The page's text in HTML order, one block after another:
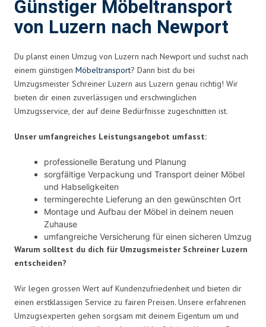
Günstiger Möbeltransport
von Luzern nach Newport
Du planst einen Umzug von Luzern nach Newport und suchst nach
einem günstigen Möbeltransport? Dann bist du bei
Umzugsmeister Schreiner Luzern aus Luzern genau richtig! Wir
bieten dir einen zuverlässigen und erschwinglichen
Umzugsservice, der auf deine Bedürfnisse zugeschnitten ist.
Unser umfangreiches Leistungsangebot umfasst:
professionelle Beratung und Planung
sorgfältige Verpackung und Transport deiner Möbel
und Habseligkeiten
termingerechte Lieferung an den gewünschten Ort
Montage und Aufbau der Möbel in deinem neuen
Zuhause
umfangreiche Versicherung für einen sicheren Umzug
Warum solltest du dich für Umzugsmeister Schreiner Luzern
entscheiden?
Wir legen grossen Wert auf Kundenzufriedenheit und bieten dir
einen erstklassigen Service zu fairen Preisen. Unsere erfahrenen
Umzugsexperten gehen sorgsam mit deinem Eigentum um und